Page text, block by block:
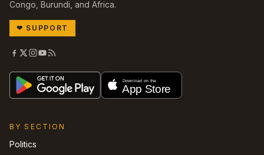
Congo, Burundi, and Africa.
❤ SUPPORT
BY SECTION
Politics